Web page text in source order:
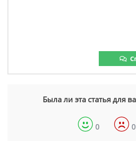
Была ли эта статья для
0 0